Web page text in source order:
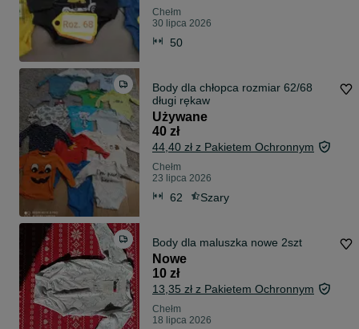
Chełm
30 lipca 2026
50
Body dla chłopca rozmiar 62/68
długi rękaw
Używane
40 zł
44,40 zł z Pakietem Ochronnym
Chełm
23 lipca 2026
62 Szary
Body dla maluszka nowe 2szt
Nowe
10 zł
13,35 zł z Pakietem Ochronnym
Chełm
18 lipca 2026